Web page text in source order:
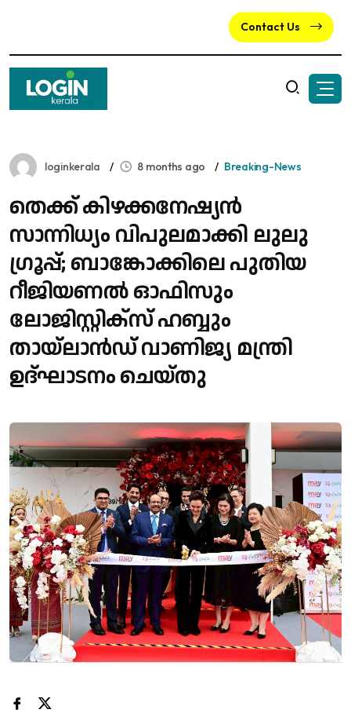
Contact Us
loginkerala 8 months ago Breaking-News
തെക്ക് കിഴക്കനേഷ്യൻ
സാന്നിധ്യം വിപുലമാക്കി ലുലു
ഗ്രൂപ്പ്; ബാങ്കോക്കിലെ പുതിയ
റീജിയണൽ ഓഫിസും
ലോജിസ്റ്റിക്സ് ഹബ്ബും
തായ്‌ലാൻഡ് വാണിജ്യ മന്ത്രി
ഉദ്ഘാടനം ചെയ്തു